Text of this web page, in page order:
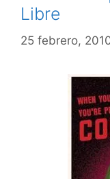
Libre
25 febrero,